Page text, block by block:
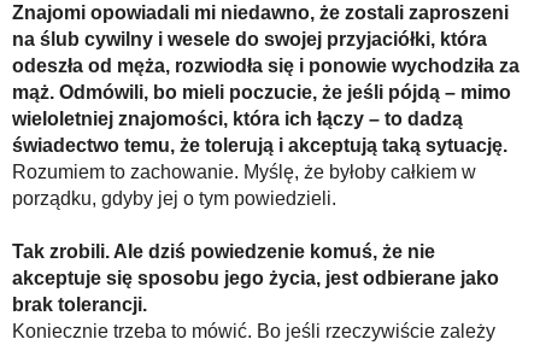
Znajomi opowiadali mi niedawno, że zostali zaproszeni
na ślub cywilny i wesele do swojej przyjaciółki, która
odeszła od męża, rozwiodła się i ponowie wychodziła za
mąż. Odmówili, bo mieli poczucie, że jeśli pójdą – mimo
wieloletniej znajomości, która ich łączy – to dadzą
świadectwo temu, że tolerują i akceptują taką sytuację.
Rozumiem to zachowanie. Myślę, że byłoby całkiem w
porządku, gdyby jej o tym powiedzieli.
Tak zrobili. Ale dziś powiedzenie komuś, że nie
akceptuje się sposobu jego życia, jest odbierane jako
brak tolerancji.
Koniecznie trzeba to mówić. Bo jeśli rzeczywiście zależy